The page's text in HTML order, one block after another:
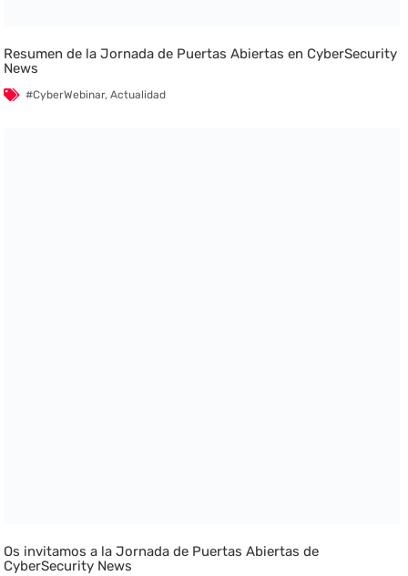
Resumen de la Jornada de Puertas Abiertas en CyberSecurity
News
#CyberWebinar,Actualidad
Os invitamos a la Jornada de Puertas Abiertas de
CyberSecurity News